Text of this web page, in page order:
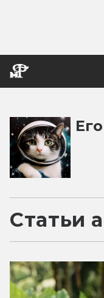
Статьи